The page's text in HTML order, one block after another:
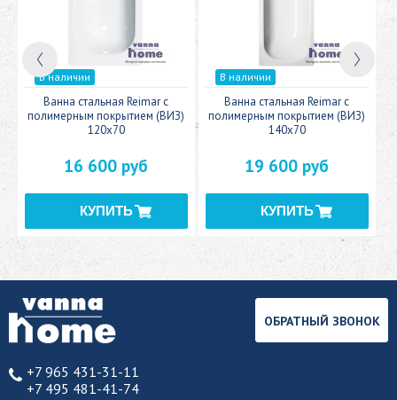
В наличии
Ванна стальная Reimar с
полимерным покрытием (ВИЗ)
120x70
16 600 руб
В наличии
Ванна стальная Reimar с
полимерным покрытием (ВИЗ)
140x70
19 600 руб
+7 965 431-31-11
+7 495 481-41-74
ОБРАТНЫЙ ЗВОНОК